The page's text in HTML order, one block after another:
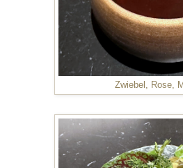
Zwiebel, Rose,